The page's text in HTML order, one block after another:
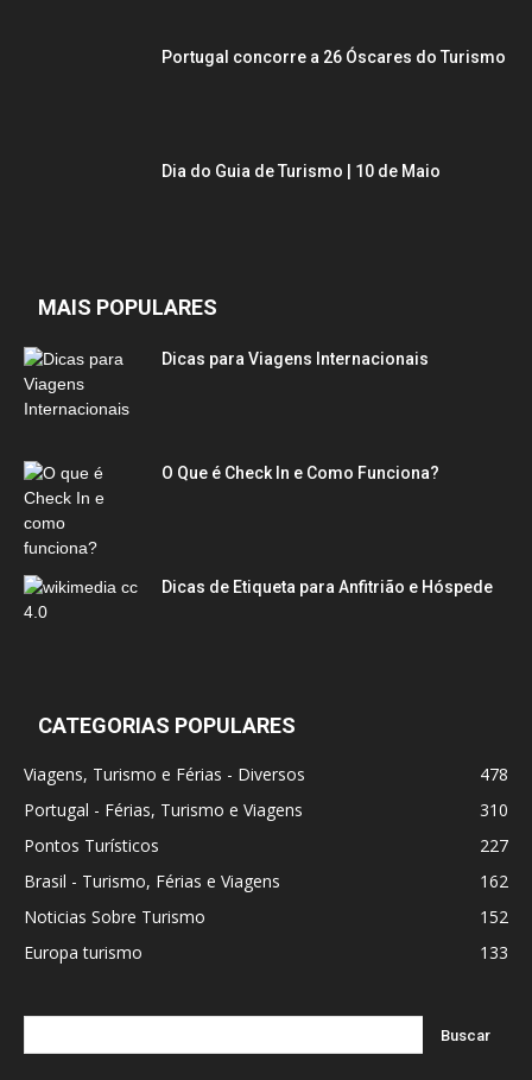
Portugal concorre a 26 Óscares do Turismo
Dia do Guia de Turismo | 10 de Maio
MAIS POPULARES
Dicas para Viagens Internacionais
O Que é Check In e Como Funciona?
Dicas de Etiqueta para Anfitrião e Hóspede
CATEGORIAS POPULARES
Viagens, Turismo e Férias - Diversos
478
Portugal - Férias, Turismo e Viagens
310
Pontos Turísticos
227
Brasil - Turismo, Férias e Viagens
162
Noticias Sobre Turismo
152
Europa turismo
133